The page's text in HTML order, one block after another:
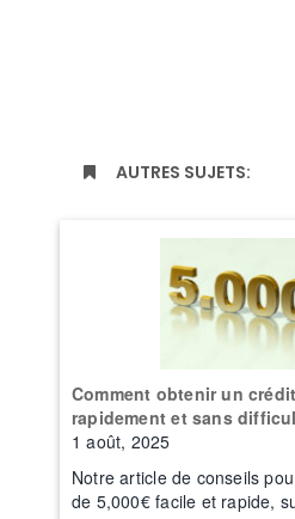
AUTRES SUJETS:
Comment obtenir un
rapidement et sans
1 août, 2025
Notre article de conseils
de 5,000€ facile et rapide,